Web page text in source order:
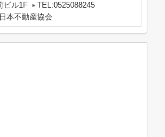
ビル1F
TEL:0525088245
本不動産協会